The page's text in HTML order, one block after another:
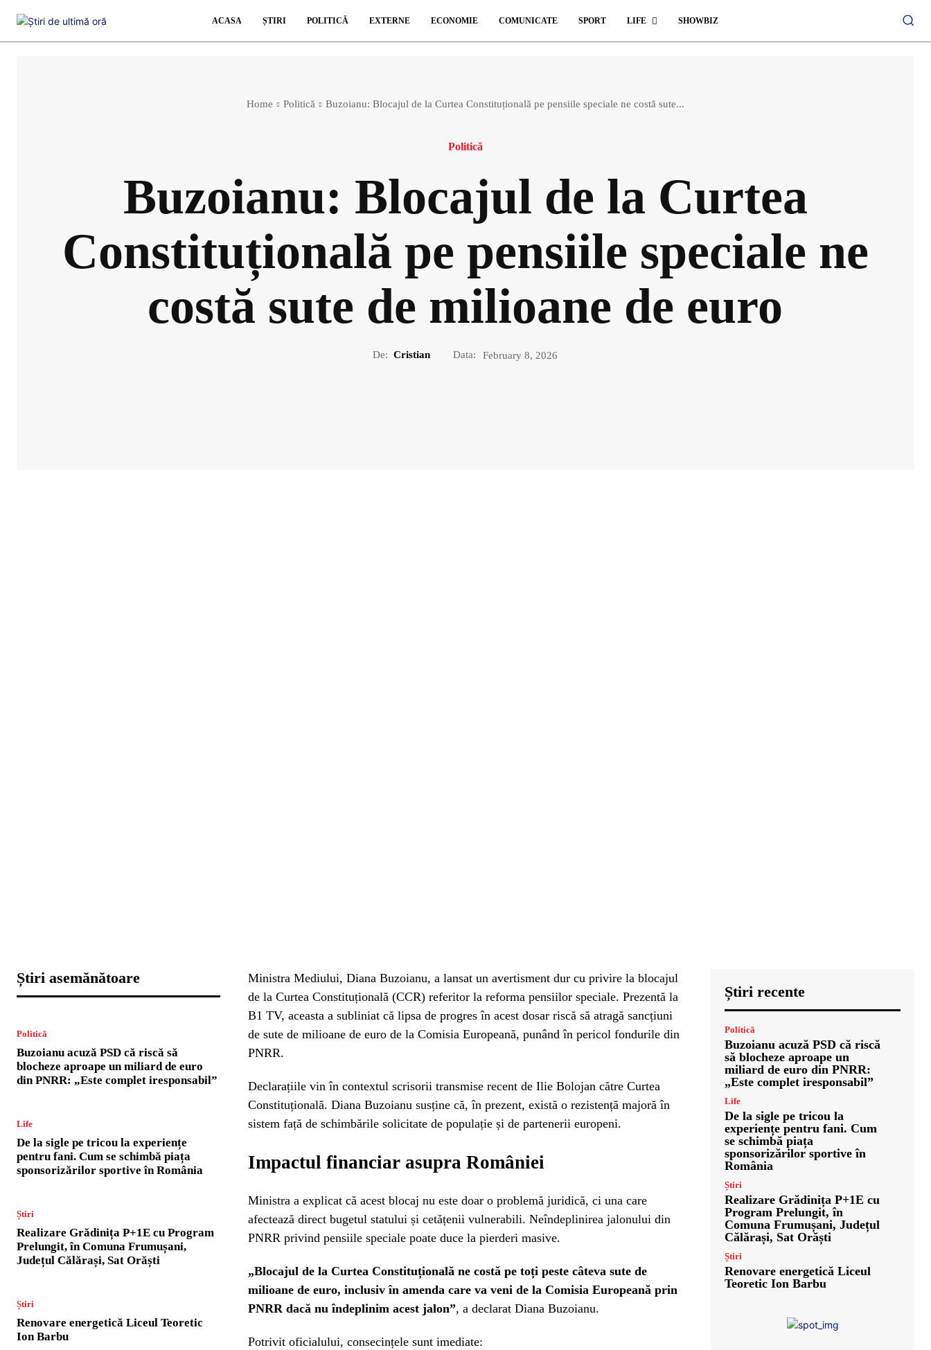
ACASA ȘTIRI POLITICĂ EXTERNE ECONOMIE COMUNICATE SPORT LIFE SHOWBIZ
Home Politică Buzoianu: Blocajul de la Curtea Constituțională pe pensiile speciale ne costă sute...
Politică
Buzoianu: Blocajul de la Curtea
Constituțională pe pensiile speciale ne
costă sute de milioane de euro
De: Cristian Data: February 8, 2026
Știri asemănătoare
Politică
Buzoianu acuză PSD că riscă să
blocheze aproape un miliard de euro
din PNRR: „Este complet iresponsabil”
Life
De la sigle pe tricou la experiențe
pentru fani. Cum se schimbă piața
sponsorizărilor sportive în România
Știri
Realizare Grădinița P+1E cu Program
Prelungit, în Comuna Frumușani,
Județul Călărași, Sat Orăști
Știri
Renovare energetică Liceul Teoretic
Ion Barbu
Ministra Mediului, Diana Buzoianu, a lansat un avertisment dur cu privire la blocajul
de la Curtea Constituțională (CCR) referitor la reforma pensiilor speciale. Prezentă la
B1 TV, aceasta a subliniat că lipsa de progres în acest dosar riscă să atragă sancțiuni
de sute de milioane de euro de la Comisia Europeană, punând în pericol fondurile din
PNRR.
Declarațiile vin în contextul scrisorii transmise recent de Ilie Bolojan către Curtea
Constituțională. Diana Buzoianu susține că, în prezent, există o rezistență majoră în
sistem față de schimbările solicitate de populație și de partenerii europeni.
Impactul financiar asupra României
Ministra a explicat că acest blocaj nu este doar o problemă juridică, ci una care
afectează direct bugetul statului și cetățenii vulnerabili. Neîndeplinirea jalonului din
PNRR privind pensiile speciale poate duce la pierderi masive.
„Blocajul de la Curtea Constituțională ne costă pe toți peste câteva sute de
milioane de euro, inclusiv în amenda care va veni de la Comisia Europeană prin
PNRR dacă nu îndeplinim acest jalon”, a declarat Diana Buzoianu.
Potrivit oficialului, consecințele sunt imediate:
Știri recente
Politică
Buzoianu acuză PSD că riscă
să blocheze aproape un
miliard de euro din PNRR:
„Este complet iresponsabil”
Life
De la sigle pe tricou la
experiențe pentru fani. Cum
se schimbă piața
sponsorizărilor sportive în
România
Știri
Realizare Grădinița P+1E cu
Program Prelungit, în
Comuna Frumușani, Județul
Călărași, Sat Orăști
Știri
Renovare energetică Liceul
Teoretic Ion Barbu